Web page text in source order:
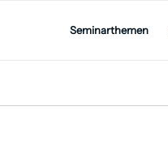
Seminarthemen